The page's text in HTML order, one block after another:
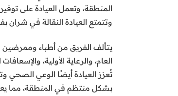
المنطقة، وتعمل العيادة على
وتتمتع العيادة النقالة في
يتألف الفريق من أطباء وممرضين
العام، والرعاية الأولية،
تُعزز العيادة أيضًا الوعي الصحي
بشكل منتظم في المنطقة، مما